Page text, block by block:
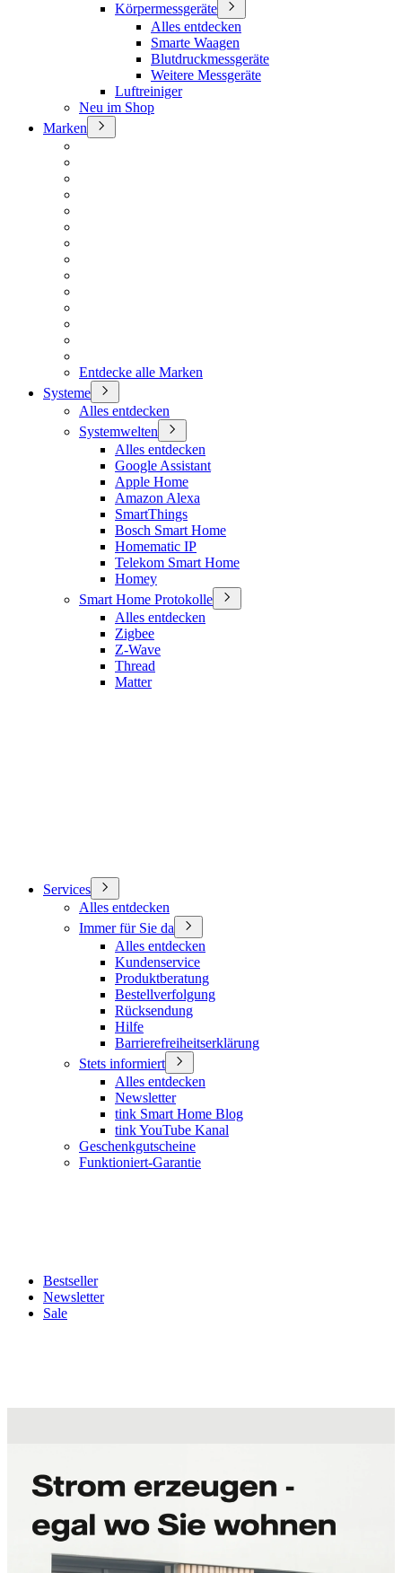
Körpermessgeräte
Alles entdecken
Smarte Waagen
Blutdruckmessgeräte
Weitere Messgeräte
Luftreiniger
Neu im Shop
Marken
Entdecke alle Marken
Systeme
Alles entdecken
Systemwelten
Alles entdecken
Google Assistant
Apple Home
Amazon Alexa
SmartThings
Bosch Smart Home
Homematic IP
Telekom Smart Home
Homey
Smart Home Protokolle
Alles entdecken
Zigbee
Z-Wave
Thread
Matter
Services
Alles entdecken
Immer für Sie da
Alles entdecken
Kundenservice
Produktberatung
Bestellverfolgung
Rücksendung
Hilfe
Barrierefreiheitserklärung
Stets informiert
Alles entdecken
Newsletter
tink Smart Home Blog
tink YouTube Kanal
Geschenkgutscheine
Funktioniert-Garantie
Bestseller
Newsletter
Sale